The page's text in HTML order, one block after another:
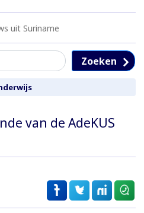
uit Suriname
Zoeken
van de AdeKUS